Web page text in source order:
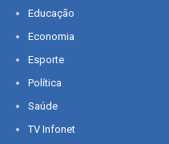
Educação
Economia
Esporte
Política
Saúde
TV Infonet